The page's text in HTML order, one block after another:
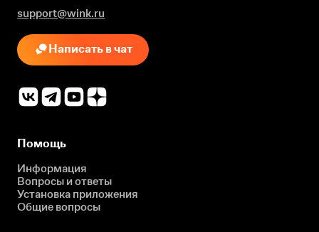
support@wink.ru
Написать в чат
Помощь
Информация
Вопросы и ответы
Установка приложения
Общие вопросы